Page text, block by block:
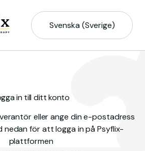
Svenska (Sverige)
in till ditt konto
eller ange din e-postadress
för att logga in på Psyflix-
plattformen